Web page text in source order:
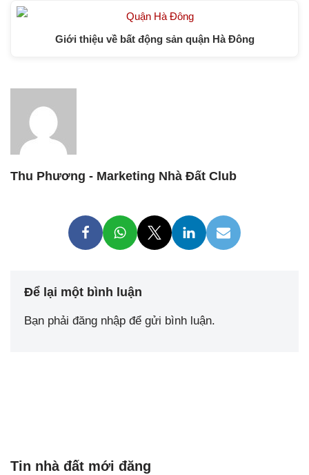
Giới thiệu về bất động sản quận Hà Đông
Thu Phương - Marketing Nhà Đất Club
Để lại một bình luận
Bạn phải đăng nhập để gửi bình luận.
Tin nhà đất mới đăng